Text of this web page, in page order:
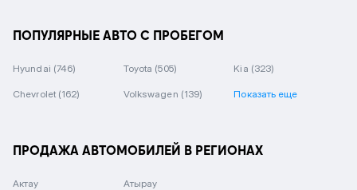
ПОПУЛЯРНЫЕ АВТО С ПРОБЕГОМ
Hyundai (746) Toyota (505) Kia (323)
Chevrolet (162) Volkswagen (139) Показать еще
ПРОДАЖА АВТОМОБИЛЕЙ В РЕГИОНАХ
Актау Атырау